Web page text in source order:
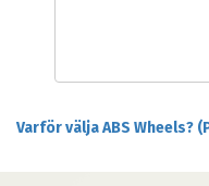
Varför välja ABS Wheels?